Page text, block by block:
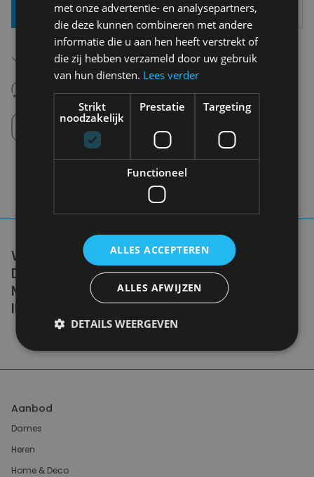
Toevoegen Aan Mandje
Vanaf €75,00
14 dagen om te retourneren
Nooit meer spijt van krijgen
Click en Collect
Afhalen in de winkel tussen 10u-18u.
WE DON'T NEED A HANDFUL OF PEOPLE
DOING ZERO WASTE PERFECTLY. WE NEED
MILLIONS OF PEOPLE DOING IT
IMPERFECTLY.
Aanbod
Dames
Heren
Home & Deco
met onze advertentie- en analysepartners,
die deze kunnen combineren met andere
informatie die u aan hen heeft verstrekt of
die zij hebben verzameld door uw gebruik
van hun diensten. Lees verder
Strikt
noodzakelijk
Prestatie Targeting
Functioneel
ALLES ACCEPTEREN
ALLES AFWIJZEN
DETAILS WEERGEVEN